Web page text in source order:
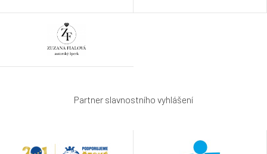
Partner slavnostního vyhlášení